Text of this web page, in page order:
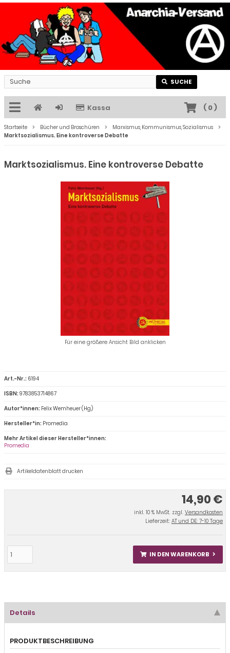
SUCHE
Kassa ( 0)
Startseite Bücher und Broschüren
Marxismus, Kommunismus, Sozialismus
Marktsozialismus. Eine kontroverse Debatte
Marktsozialismus. Eine kontroverse Debatte
Für eine größere Ansicht Bild anklicken
14,90 €
inkl. 10 % MwSt. zzgl. Versandkosten
Lieferzeit: AT und DE: 7-10 Tage
IN DEN WARENKORB
Art.-Nr.: 6194
ISBN:9783853714867
Autor*innen: Felix Wemheuer (Hg.)
Hersteller*in: Promedia
Mehr Artikel dieser Hersteller*innen:
Promedia
Artikeldatenblatt drucken
Details
PRODUKTBESCHREIBUNG